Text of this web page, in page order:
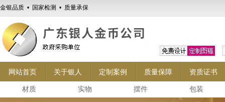
金银品质 • 国家检测 • 质量承保
网站首页 关于银人 定制案例 质量保障 资质证书
材质 实物 摆件 包装